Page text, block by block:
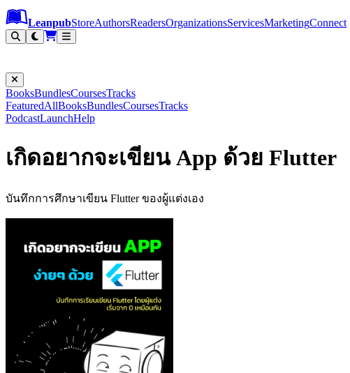
Leanpub Header
Leanpub Navigation
Skip to main content
Go to Leanpub.com
LeanpubStoreAuthorsReadersOrganizationsServicesMarketingConnect
BooksBundlesCoursesTracks
FeaturedAllBooksBundlesCoursesTracks
PodcastLaunchHelp
เกิดอยากจะเขียน App ด้วย Flutter
บันทึกการศึกษาเขียน Flutter ของผู้แต่งเอง